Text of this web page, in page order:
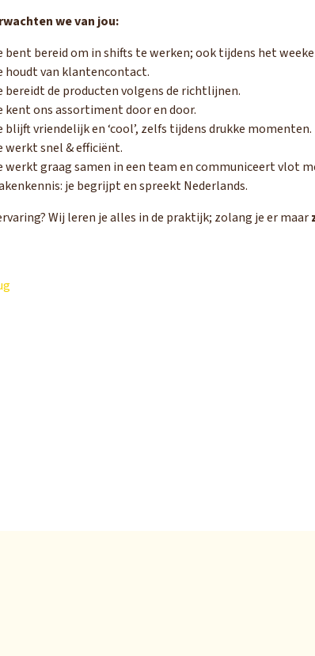
we van jou:
bent bereid om in shifts te werken; ook tijdens het
houdt van klantencontact.
bereidt de producten volgens de richtlijnen.
kent ons assortiment door en door.
blijft vriendelijk en ‘cool’, zelfs tijdens drukke momenten.
werkt snel & efficiënt.
werkt graag samen in een team en communiceert vlot
je begrijpt en spreekt Nederlands.
Wij leren je alles in de praktijk; zolang je er maar